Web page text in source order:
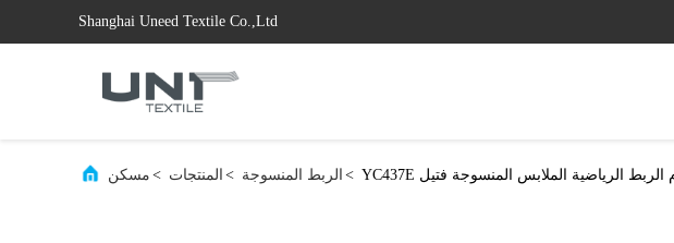
Shanghai Uneed Textile Co.,Ltd
مسكن > المنتجات > الربط المنسوجة >